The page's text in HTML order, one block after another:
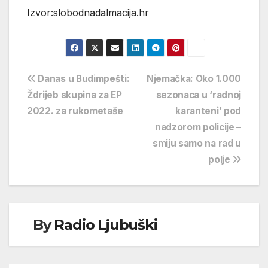
Izvor:slobodnadalmacija.hr
Navigacija
objava
Njemačka: Oko 1.000
sezonaca u ‘radnoj
karanteni’ pod
nadzorom policije –
smiju samo na rad u
polje
Danas u Budimpešti:
Ždrijeb skupina za EP
2022. za rukometaše
ByRadio Ljubuški